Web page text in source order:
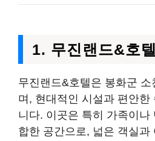
1. 무진랜드&호텔
무진랜드&호텔은 봉화군
며, 현대적인 시설과 편안한
니다. 이곳은 특히 가족이나
합한 공간으로, 넓은 객실과